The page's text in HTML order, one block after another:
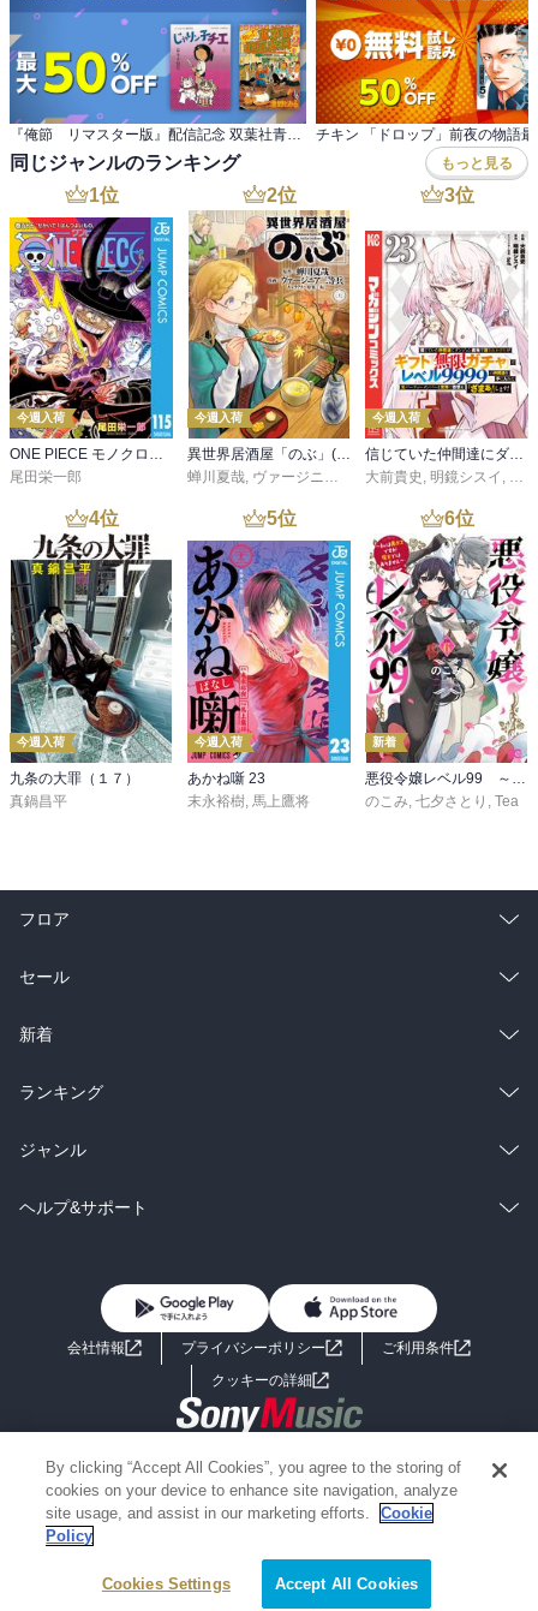
同じジャンルのランキング もっと見る
1位
今週入荷
ONE PIECE モノクロ版 115
尾田栄一郎
2位
今週入荷
異世界居酒屋「のぶ」(22)
蝉川夏哉, ヴァージニア二等兵 ,転
3位
今週入荷
信じていた仲間達にダンジョン奥地で殺されかけたがギフト『無限ガチャ』でレベル９９９９の仲間達を手に入れて元パーティーメンバーと世界に復讐＆『ざまぁ！』します！（２３）
大前貴史 , 明鏡シスイ , ｔ
4位
今週入荷
九条の大罪（１７）
真鍋昌平
5位
今週入荷
あかね噺 23
末永裕樹 馬上鷹将
6位
新着
のこみ 七夕さとり Tea
フロア
総合
ラノベ
雑誌・グラビア
BL・TL
セール
総合
ラノベ
雑誌・グラビア
BL・TL
新着
総合
ラノベ
雑誌・グラビア
ランキング
総合
ラノベ
ジャンル
コミック
ライトノベル 男子向けラノベ
小説
海外小説
ミステリー SF
歴史・時代小説
グラビア写真集
ヘルプ&サポート
よくあるご質問 お問い合わせ
会社情報 プライバシーポリシー
ご利用条件
クッキーの詳細
Copyright 2017 - 2026 Sony Music Entertainment(Japan) Inc.
Information on the site is for the Japan domestic market only
powered by
By clicking “Accept All Cookies”, you agree to the storing of
cookies on your device to enhance site navigation, analyze
site usage, and assist in our marketing efforts.
Cookie
Policy
Cookies Settings Accept All Cookies